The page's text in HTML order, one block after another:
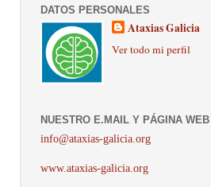
DATOS PERSONALES
Ataxias Galicia
Ver todo mi perfil
NUESTRO E.MAIL Y PÁGINA WEB
info@ataxias-galicia.org
www.ataxias-galicia.org